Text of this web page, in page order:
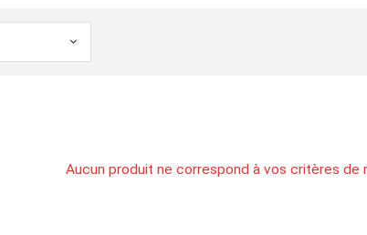
Aucun produit ne correspond à vos critères de